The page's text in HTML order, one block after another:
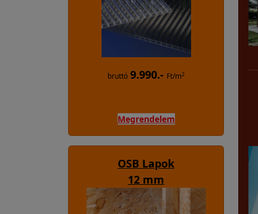
bruttó 9.990.- Ft/m2
Megrendelem
OSB Lapok
12 mm